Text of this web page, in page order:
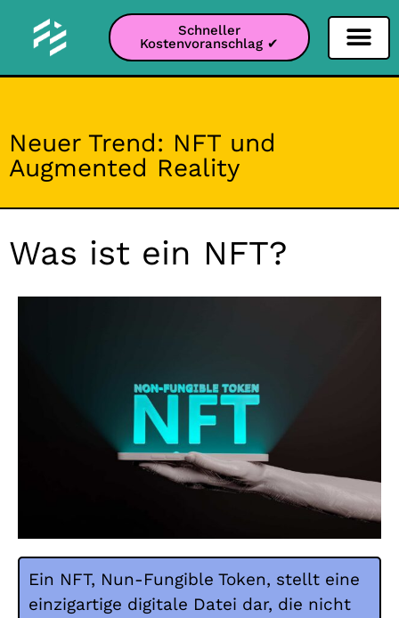
Schneller
Kostenvoranschlag ✔
Neuer Trend: NFT und
Augmented Reality
Was ist ein NFT?
Ein NFT, Nun-Fungible Token, stellt eine
einzigartige digitale Datei dar, die nicht